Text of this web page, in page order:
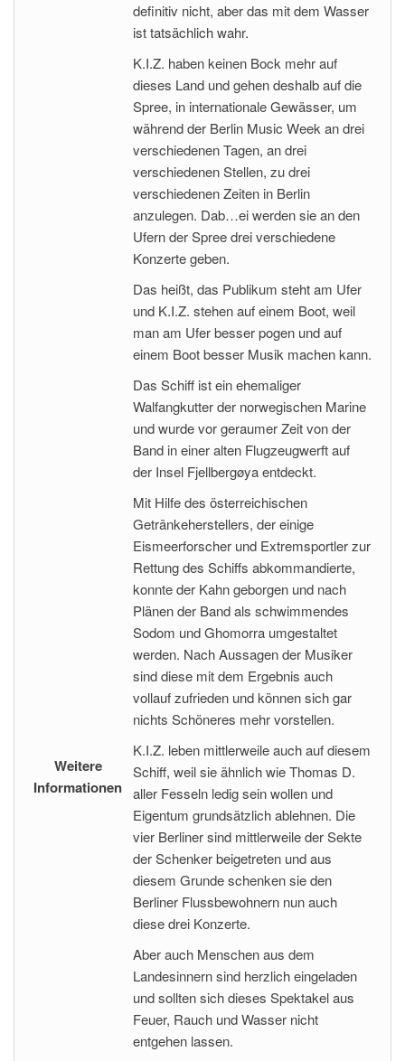
Weitere
Informationen
definitiv nicht, aber das mit dem Wasser
ist tatsächlich wahr.
K.I.Z. haben keinen Bock mehr auf
dieses Land und gehen deshalb auf die
Spree, in internationale Gewässer, um
während der Berlin Music Week an drei
verschiedenen Tagen, an drei
verschiedenen Stellen, zu drei
verschiedenen Zeiten in Berlin
anzulegen. Dab…ei werden sie an den
Ufern der Spree drei verschiedene
Konzerte geben.
Das heißt, das Publikum steht am Ufer
und K.I.Z. stehen auf einem Boot, weil
man am Ufer besser pogen und auf
einem Boot besser Musik machen kann.
Das Schiff ist ein ehemaliger
Walfangkutter der norwegischen Marine
und wurde vor geraumer Zeit von der
Band in einer alten Flugzeugwerft auf
der Insel Fjellbergøya entdeckt.
Mit Hilfe des österreichischen
Getränkeherstellers, der einige
Eismeerforscher und Extremsportler zur
Rettung des Schiffs abkommandierte,
konnte der Kahn geborgen und nach
Plänen der Band als schwimmendes
Sodom und Ghomorra umgestaltet
werden. Nach Aussagen der Musiker
sind diese mit dem Ergebnis auch
vollauf zufrieden und können sich gar
nichts Schöneres mehr vorstellen.
K.I.Z. leben mittlerweile auch auf diesem
Schiff, weil sie ähnlich wie Thomas D.
aller Fesseln ledig sein wollen und
Eigentum grundsätzlich ablehnen. Die
vier Berliner sind mittlerweile der Sekte
der Schenker beigetreten und aus
diesem Grunde schenken sie den
Berliner Flussbewohnern nun auch
diese drei Konzerte.
Aber auch Menschen aus dem
Landesinnern sind herzlich eingeladen
und sollten sich dieses Spektakel aus
Feuer, Rauch und Wasser nicht
entgehen lassen.